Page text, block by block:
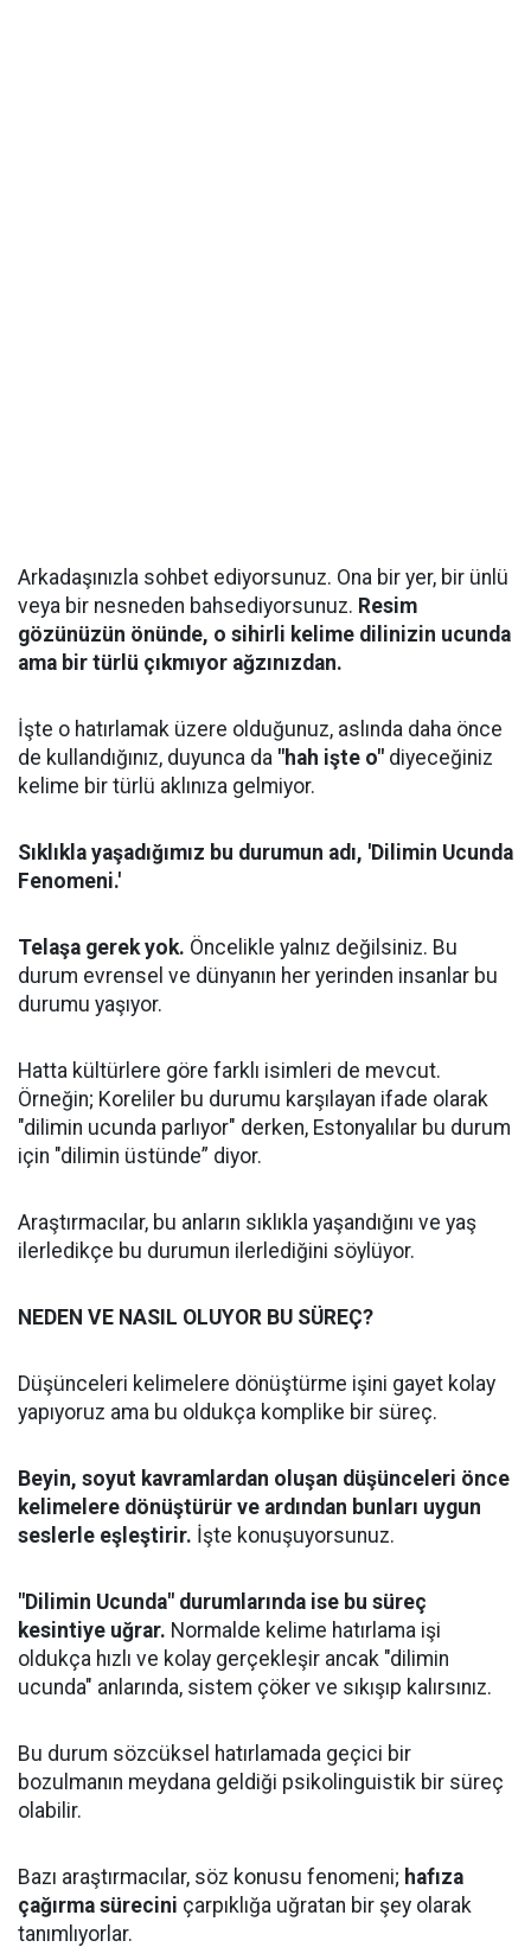
Arkadaşınızla sohbet ediyorsunuz. Ona bir yer, bir ünlü
veya bir nesneden bahsediyorsunuz. Resim
gözünüzün önünde, o sihirli kelime dilinizin ucunda
ama bir türlü çıkmıyor ağzınızdan.
İşte o hatırlamak üzere olduğunuz, aslında daha önce
de kullandığınız, duyunca da "hah işte o" diyeceğiniz
kelime bir türlü aklınıza gelmiyor.
Sıklıkla yaşadığımız bu durumun adı, 'Dilimin Ucunda
Fenomeni.'
Telaşa gerek yok. Öncelikle yalnız değilsiniz. Bu
durum evrensel ve dünyanın her yerinden insanlar bu
durumu yaşıyor.
Hatta kültürlere göre farklı isimleri de mevcut.
Örneğin; Koreliler bu durumu karşılayan ifade olarak
"dilimin ucunda parlıyor" derken, Estonyalılar bu durum
için "dilimin üstünde” diyor.
Araştırmacılar, bu anların sıklıkla yaşandığını ve yaş
ilerledikçe bu durumun ilerlediğini söylüyor.
NEDEN VE NASIL OLUYOR BU SÜREÇ?
Düşünceleri kelimelere dönüştürme işini gayet kolay
yapıyoruz ama bu oldukça komplike bir süreç.
Beyin, soyut kavramlardan oluşan düşünceleri önce
kelimelere dönüştürür ve ardından bunları uygun
seslerle eşleştirir. İşte konuşuyorsunuz.
"Dilimin Ucunda" durumlarında ise bu süreç
kesintiye uğrar. Normalde kelime hatırlama işi
oldukça hızlı ve kolay gerçekleşir ancak "dilimin
ucunda" anlarında, sistem çöker ve sıkışıp kalırsınız.
Bu durum sözcüksel hatırlamada geçici bir
bozulmanın meydana geldiği psikolinguistik bir süreç
olabilir.
Bazı araştırmacılar, söz konusu fenomeni; hafıza
çağırma sürecini çarpıklığa uğratan bir şey olarak
tanımlıyorlar.